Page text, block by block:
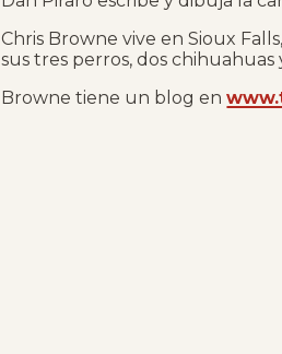
Chris Browne vive en Sioux
sus tres perros, dos chihuahuas
Browne tiene un blog en